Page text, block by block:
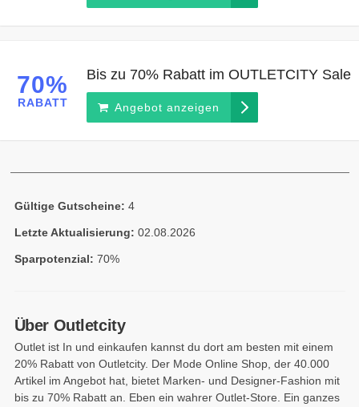
70%
RABATT
Bis zu 70% Rabatt im OUTLETCITY Sale
Angebot anzeigen
Gültige Gutscheine: 4
Letzte Aktualisierung: 02.08.2026
Sparpotenzial: 70%
Über Outletcity
Outlet ist In und einkaufen kannst du dort am besten mit einem
20% Rabatt von Outletcity. Der Mode Online Shop, der 40.000
Artikel im Angebot hat, bietet Marken- und Designer-Fashion mit
bis zu 70% Rabatt an. Eben ein wahrer Outlet-Store. Ein ganzes